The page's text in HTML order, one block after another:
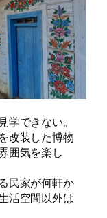
できない。
改装した博物
囲気を楽し
民家が何軒か
活空間以外は